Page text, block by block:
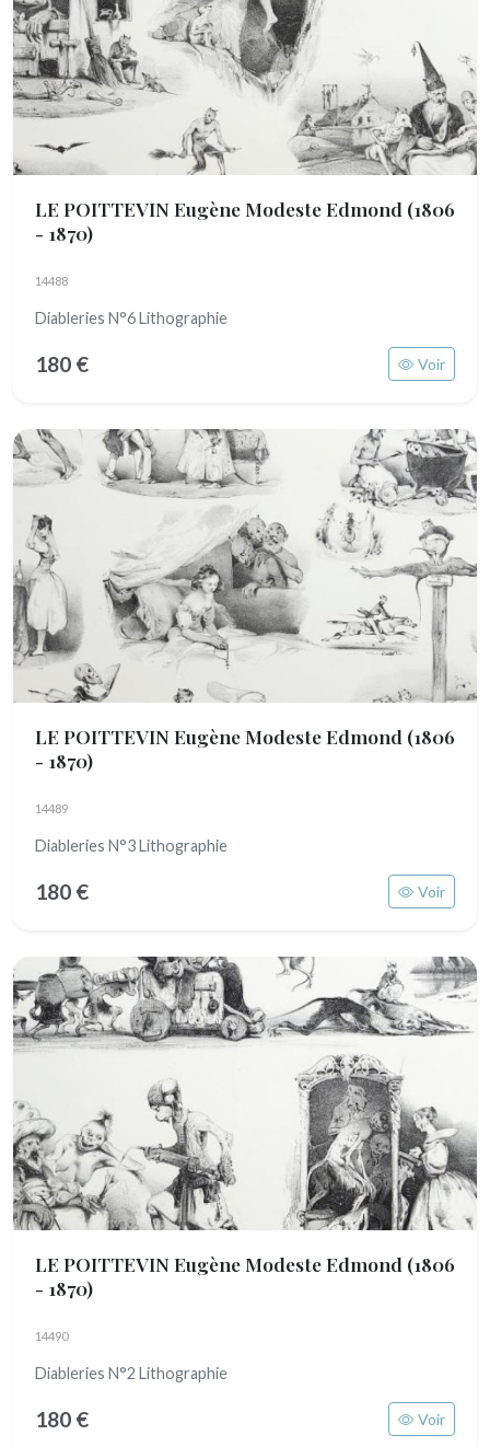
LE POITTEVIN Eugène Modeste Edmond (1806
- 1870)
14488
Diableries N°6 Lithographie
180 € Voir
LE POITTEVIN Eugène Modeste Edmond (1806
- 1870)
14489
Diableries N°3 Lithographie
180 € Voir
LE POITTEVIN Eugène Modeste Edmond (1806
- 1870)
14490
Diableries N°2 Lithographie
180 € Voir